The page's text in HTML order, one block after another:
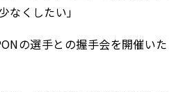
くしたい」
の選手との握手会を開催い